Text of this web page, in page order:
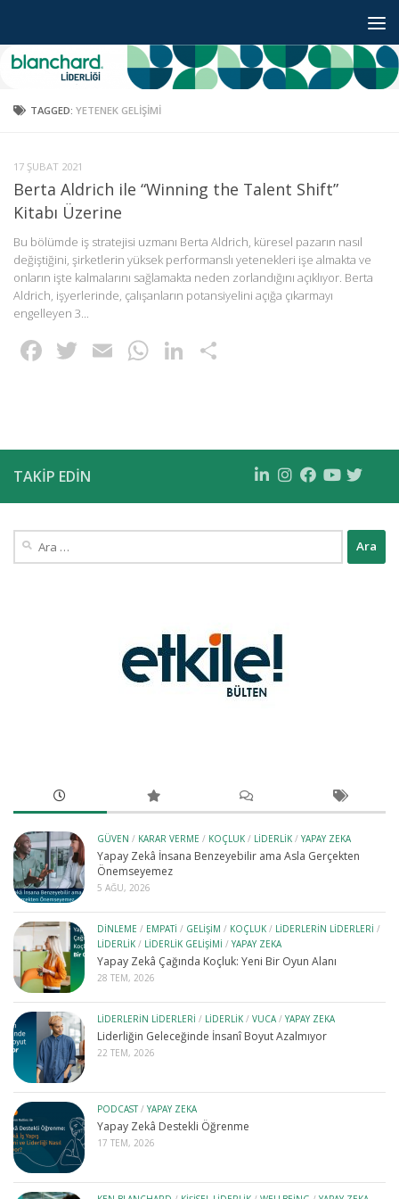
TAGGED:YETENEK GELİŞİMİ
17 ŞUBAT 2021
Berta Aldrich ile “Winning the Talent Shift”
Kitabı Üzerine
Bu bölümde iş stratejisi uzmanı Berta Aldrich, küresel pazarın nasıl
değiştiğini, şirketlerin yüksek performanslı yetenekleri işe almakta ve
onların işte kalmalarını sağlamakta neden zorlandığını açıklıyor. Berta
Aldrich, işyerlerinde, çalışanların potansiyelini açığa çıkarmayı
engelleyen 3...
Facebook
Twitter
EmailWhatsApp
LinkedIn
TAKIP EDIN
Arama:
GÜVEN / KARAR VERME / KOÇLUK / LIDERLIK / YAPAY ZEKA
Yapay Zekâ İnsana Benzeyebilir ama Asla Gerçekten
Önemseyemez
5 AĞU, 2026
DINLEME / EMPATI / GELIŞIM / KOÇLUK / LIDERLERIN LIDERLERI /
LIDERLIK / LIDERLIK GELIŞIMI / YAPAY ZEKA
Yapay Zekâ Çağında Koçluk: Yeni Bir Oyun Alanı
28 TEM, 2026
LIDERLERIN LIDERLERI / LIDERLIK / VUCA / YAPAY ZEKA
Liderliğin Geleceğinde İnsanî Boyut Azalmıyor
22 TEM, 2026
PODCAST / YAPAY ZEKA
Yapay Zekâ Destekli Öğrenme
17 TEM, 2026